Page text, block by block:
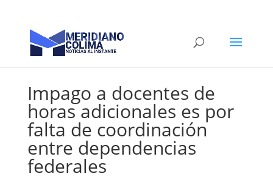
Impago a docentes de
horas adicionales es por
falta de coordinación
entre dependencias
federales